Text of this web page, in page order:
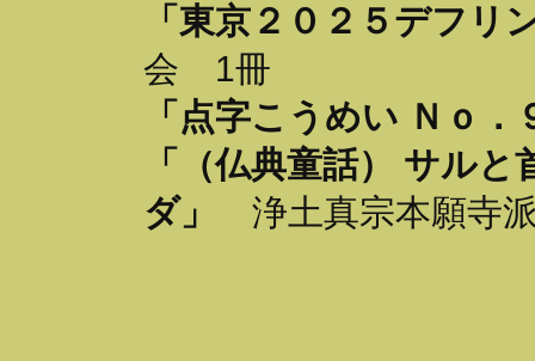
「東京２０２５デフリ
会 1冊
「点字こうめい Ｎｏ
「（仏典童話） サル
ダ」 浄土真宗本願寺